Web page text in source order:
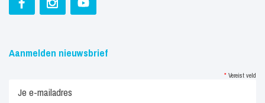
Aanmelden nieuwsbrief
* Vereist veld